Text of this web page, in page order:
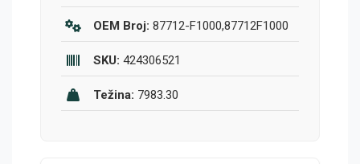
OEM Broj: 87712-F1000,87712F1000
SKU: 424306521
Težina: 7983.30